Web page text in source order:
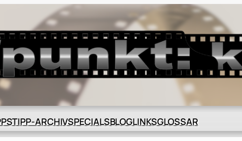
TIPP-ARCHIVSPECIALSBLOGLINKSGLOSSAR